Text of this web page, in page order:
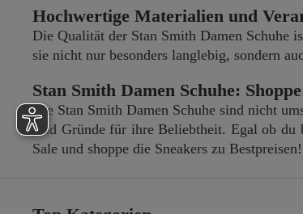
Hochwertige Materialien und
Die Qualität der Stan Smith Damen Schuhe
sie nicht nur besonders langlebig, sondern
Stan Smith Damen Schuhe:
Die Stan Smith Damen Schuhe sind nicht
sind Gründe für ihre Beliebtheit. Egal ob du
Sale und shoppe die Sneakers zu Bestpreisen!